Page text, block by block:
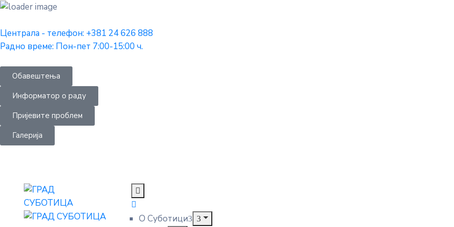
Централа - телефон: +381 24 626 888
Радно време: Пон-пет 7:00-15:00 ч.
Обавештења
Информатор о раду
Пријевите проблем
Галерија
О Суботици